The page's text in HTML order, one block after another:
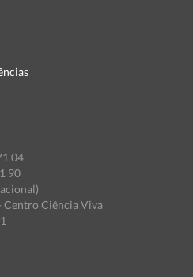
04
90
Centro Ciência Viva